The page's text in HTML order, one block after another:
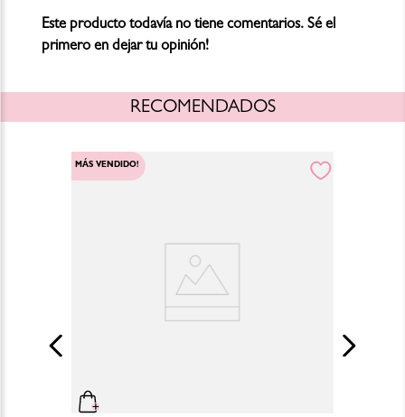
Este producto todavía no tiene comentarios. Sé el
primero en dejar tu opinión!
RECOMENDADOS
MÁS VENDIDO!